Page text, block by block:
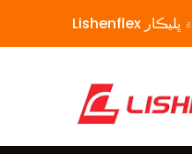
Lishenflex ۾ ڀليڪار